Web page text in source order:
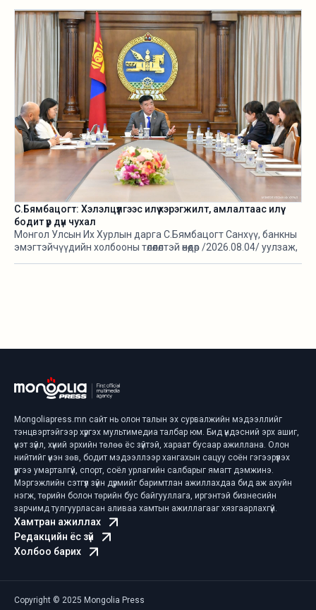
С.Бямбацогт: Хэлэлцүүлгээс илүү хэрэгжилт, амлалтаас илүү
бодит үр дүн чухал
Монгол Улсын Их Хурлын дарга С.Бямбацогт Санхүү, банкны
эмэгтэйчүүдийн холбооны төлөөлөлтэй өнөөдөр /2026.08.04/ уулзаж,
Mongoliapress.mn сайт нь олон талын эх сурвалжийн мэдээллийг
тэнцвэртэйгээр хүргэх мультимедиа талбар юм. Бид үндэсний эрх ашиг,
үнэт зүйл, хүний эрхийн төлөө ёс зүйтэй, хараат бусаар ажиллана. Олон
нийтийг үнэн зөв, бодит мэдээллээр хангахын сацуу соён гэгээрүүлэх
үүргээ умарталгүй, спорт, соёл урлагийн салбарыг ямагт дэмжинэ.
Мэргэжлийн сэтгүүл зүйн дүрмийг баримтлан ажиллахдаа бид аж ахуйн
нэгж, төрийн болон төрийн бус байгууллага, иргэнтэй бизнесийн
зарчимд тулгуурласан аливаа хамтын ажиллагааг хязгаарлахгүй.
Хамтран ажиллах
Редакцийн ёс зүй
Холбоо барих
Copyright © 2025 Mongolia Press